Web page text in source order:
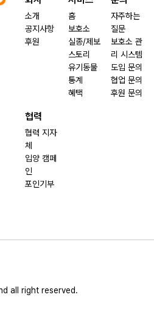
소개
공지사항
후원
홈
보호소
실종/제보
스토리
유기동물
통계
혜택
자주하는
질문
보호소 관
리 시스템
도입 문의
협업 문의
후원 문의
협력
협력 지자
체
입양 캠페
인
포인기부
all right reserved.